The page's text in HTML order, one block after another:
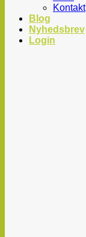
Kontakt
Blog
Nyhedsbrev
Login